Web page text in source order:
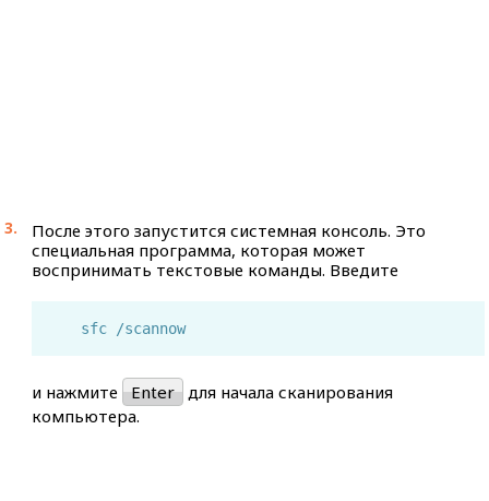
После этого запустится системная консоль. Это
специальная программа, которая может
воспринимать текстовые команды. Введите
sfc /scannow
и нажмите Enter
для начала сканирования
компьютера.